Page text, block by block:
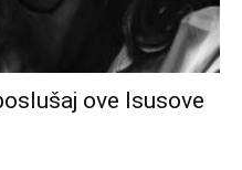
ove Isusove